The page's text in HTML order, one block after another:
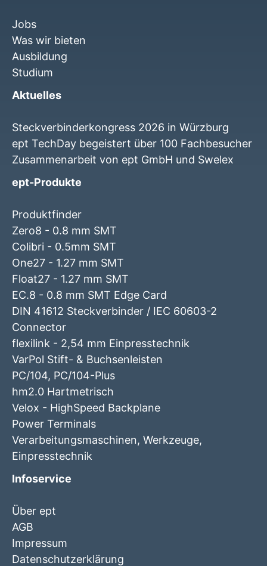
Jobs
Was wir bieten
Ausbildung
Studium
Aktuelles
Steckverbinderkongress 2026 in Würzburg
ept TechDay begeistert über 100 Fachbesucher
Zusammenarbeit von ept GmbH und Swelex
ept-Produkte
Produktfinder
Zero8 - 0.8 mm SMT
Colibri - 0.5mm SMT
One27 - 1.27 mm SMT
Float27 - 1.27 mm SMT
EC.8 - 0.8 mm SMT Edge Card
DIN 41612 Steckverbinder / IEC 60603-2
Connector
flexilink - 2,54 mm Einpresstechnik
VarPol Stift- & Buchsenleisten
PC/104, PC/104-Plus
hm2.0 Hartmetrisch
Velox - HighSpeed Backplane
Power Terminals
Verarbeitungsmaschinen, Werkzeuge,
Einpresstechnik
Infoservice
Über ept
AGB
Impressum
Datenschutzerklärung